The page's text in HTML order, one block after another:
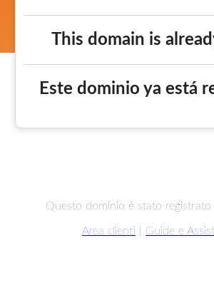
This domain is
Este dominio ya está
Questo dominio è stato registrato
Area clienti Guide e